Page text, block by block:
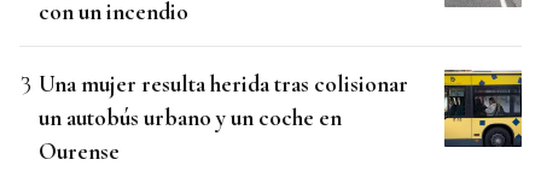
con un incendio
Una mujer resulta herida tras colisionar
un autobús urbano y un coche en
Ourense